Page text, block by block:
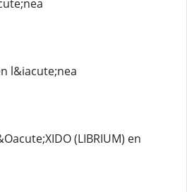
l&iacute;nea
(LIBRIUM) en